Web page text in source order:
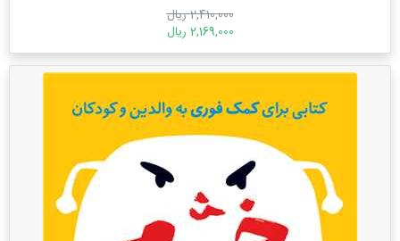
2,410,000 ریال
2,169,000 ریال